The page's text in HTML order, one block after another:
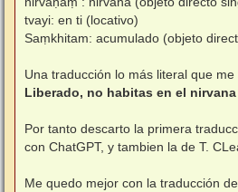
tvayi: en ti (locativo)
Saṃkhitam: acumulado (objeto
Una traducción lo más literal que
Liberado, no habitas en el
Por tanto descarto la primera
con ChatGPT, y tambien la de T.
Me quedo mejor con la traducción